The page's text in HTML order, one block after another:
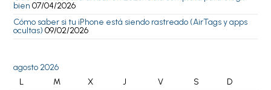
bien 07/04/2026
Cómo saber si tu iPhone está siendo rastreado (AirTags y apps
ocultas) 09/02/2026
agosto 2026
L
M X J V S D